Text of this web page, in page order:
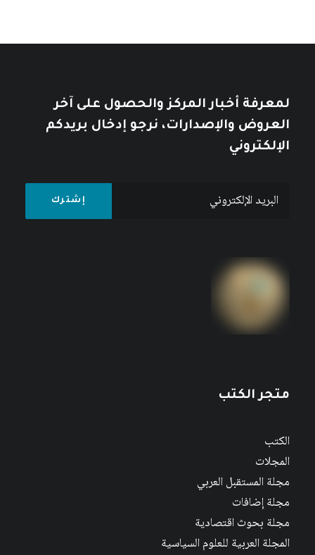
لمعرفة أخبار المركز والحصول على آخر
العروض والإصدارات، نرجو إدخال بريدكم
الإلكتروني
متجر الكتب
الكتب
المجلات
مجلة المستقبل العربي
مجلة إضافات
مجلة بحوث اقتصادية
المجلة العربية للعلوم السياسية